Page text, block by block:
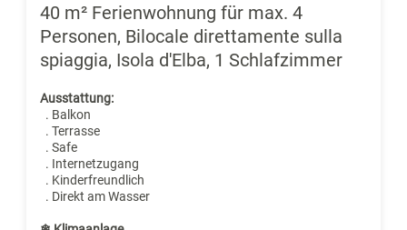
40 m² Ferienwohnung für max. 4
Personen, Bilocale direttamente sulla
spiaggia, Isola d'Elba, 1 Schlafzimmer
Ausstattung:
. Balkon
. Terrasse
. Safe
. Internetzugang
. Kinderfreundlich
. Direkt am Wasser